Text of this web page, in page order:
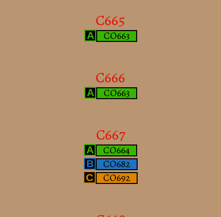
C665
A CO663
C666
A CO663
C667
A CO664
B CO682
C CO692